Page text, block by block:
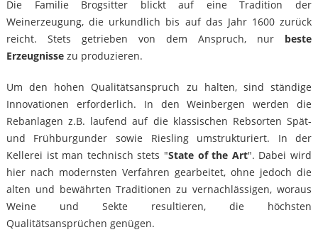
Die Familie Brogsitter blickt auf eine Tradition der
Weinerzeugung, die urkundlich bis auf das Jahr 1600 zurück
reicht. Stets getrieben von dem Anspruch, nur beste
Erzeugnissezu produzieren.
Um den hohen Qualitätsanspruch zu halten, sind ständige
Innovationen erforderlich. In den Weinbergen werden die
Rebanlagen z.B. laufend auf die klassischen Rebsorten Spät-
und Frühburgunder sowie Riesling umstrukturiert. In der
Kellerei ist man technisch stets "State of the Art". Dabei wird
hier nach modernsten Verfahren gearbeitet, ohne jedoch die
alten und bewährten Traditionen zu vernachlässigen, woraus
Weine und Sekte resultieren, die höchsten
Qualitätsansprüchen genügen.